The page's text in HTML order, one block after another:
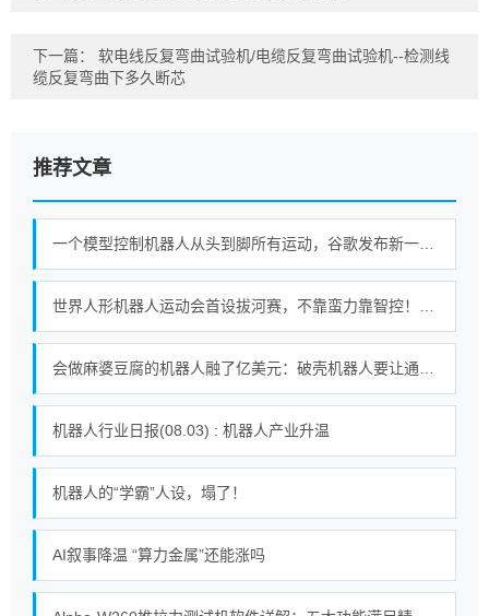
下一篇： 软电线反复弯曲试验机/电缆反复弯曲试验机--检测线
缆反复弯曲下多久断芯
推荐文章
机器人行业日报(08.03) : 机器人产业升温
机器人的“学霸”人设，塌了！
AI叙事降温 “算力金属”还能涨吗